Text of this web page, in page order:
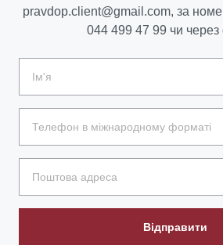
pravdop.client@gmail.com, за
044 499 47 99 чи
Відправити